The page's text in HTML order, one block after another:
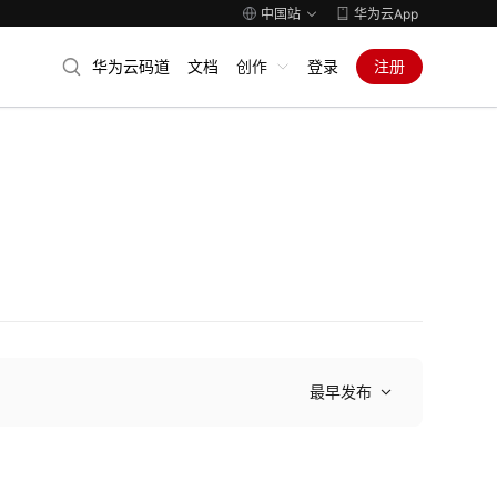
中国站 华为云App
华为云码道 文档 创作 登录 注册
最早发布